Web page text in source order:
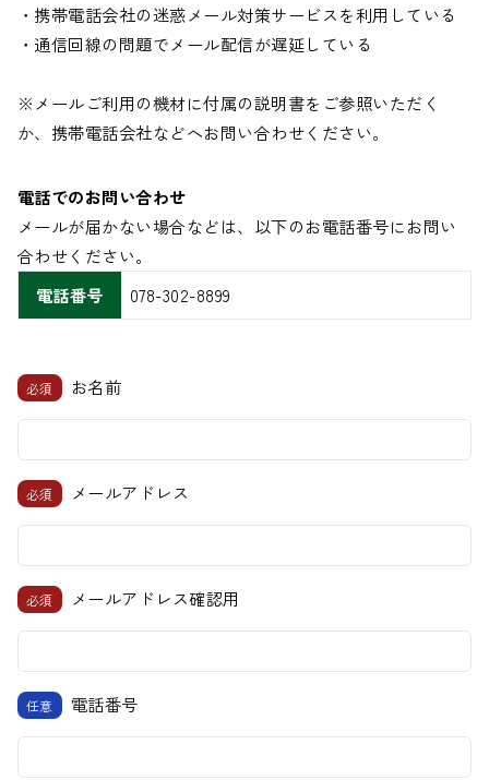
・携帯電話会社の迷惑メール対策サービスを利用している
・通信回線の問題でメール配信が遅延している
※メールご利用の機材に付属の説明書をご参照いただく
か、携帯電話会社などへお問い合わせください。
電話でのお問い合わせ
メールが届かない場合などは、以下のお電話番号にお問い
合わせください。
電話番号
078-302-8899
必須 お名前
必須 メールアドレス
必須 メールアドレス確認用
任意 電話番号